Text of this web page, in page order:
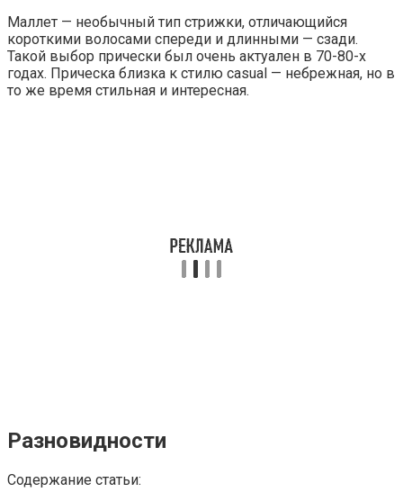
Маллет — необычный тип стрижки, отличающийся
короткими волосами спереди и длинными — сзади.
Такой выбор прически был очень актуален в 70-80-х
годах. Прическа близка к стилю casual — небрежная, но в
то же время стильная и интересная.
Разновидности
Содержание статьи: